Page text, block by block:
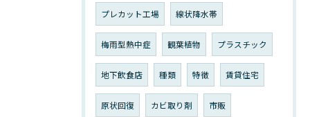
プレカット工場 線状降水帯
梅雨型熱中症 観葉植物 プラスチック
地下飲食店 種類 特徴 賃貸住宅
原状回復 カビ取り剤 市販